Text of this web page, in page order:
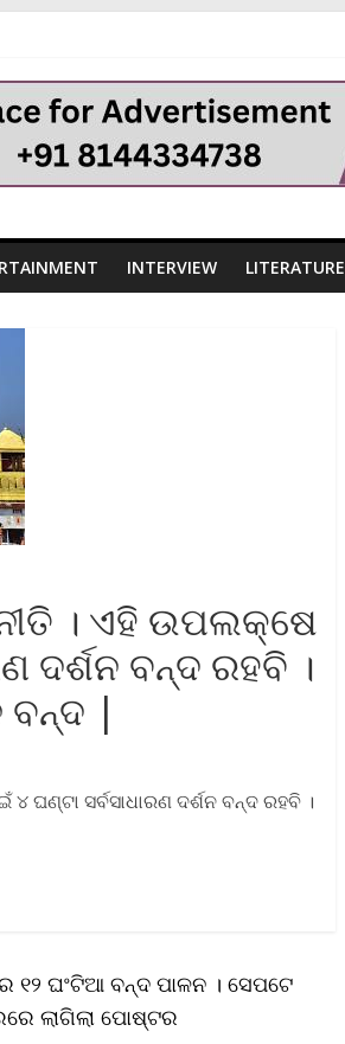
INTERVIEW LITERATURE
। ଏହି ଉପଲକ୍ଷେ
ଦର୍ଶନ ବନ୍ଦ ରହବି ।
ବନ୍ଦ |
ସର୍ବସାଧାରଣ ଦର୍ଶନ ବନ୍ଦ ରହବି ।
ଘଂଟିଆ ବନ୍ଦ ପାଳନ । ସେପଟେ
ଲାଗିଲା ପୋଷ୍ଟର